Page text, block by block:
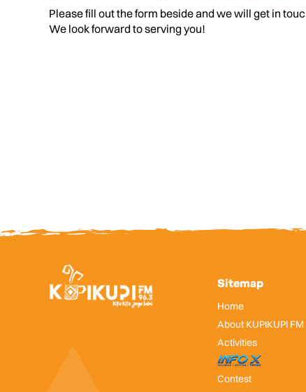
Please fill out the form beside and we will get in
We look forward to serving you!
Sitemap
Home
About KUPIKUPI FM
Activities
InfoX
Contest